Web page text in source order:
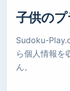
子供の
Sudoku-
ら個人情報を
ん。